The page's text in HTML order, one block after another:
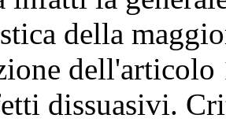
della
dell'articolo
dissuasivi.